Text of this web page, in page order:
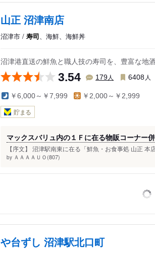
山正 沼津南店
沼津市 / 寿司、海鮮、海鮮丼
沼津港直送の鮮魚と職人技の寿司を、豊富な地
3.54 179人 6408 人
￥6,000～￥7,999 ￥2,000～￥2,999
貯まる
マックスバリュ内の１Ｆに在る物販コーナー
【序文】 沼津駅南東に在る「鮮魚・お食事処 山正
by ＡＡＡＡＵＯ(807)
や台ずし 沼津駅北口町